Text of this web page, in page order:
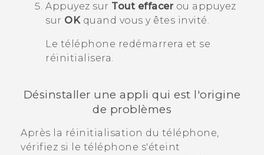
Appuyez sur Tout effacerou appuyez
sur OKquand vous y êtes invité.
Le téléphone redémarrera et se
réinitialisera.
Désinstaller une appli qui est l'origine
de problèmes
Après la réinitialisation du téléphone,
vérifiez si le téléphone s'éteint